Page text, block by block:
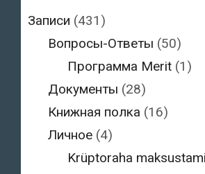
Записи (431)
Вопросы-Ответы (50)
Программа Merit (1)
Документы (28)
Книжная полка (16)
Личное(4)
Krüptoraha